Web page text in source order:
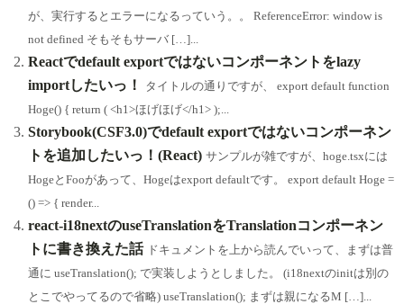
が、実行するとエラーになるっていう。。 ReferenceError: window is
not defined そもそもサーバ […]...
Reactでdefault exportではないコンポーネントをlazy
importしたいっ！
タイトルの通りですが、 export default function
Hoge() { return ( <h1>ほげほげ</h1> );...
Storybook(CSF3.0)でdefault exportではないコンポーネン
トを追加したいっ！(React) サンプルが雑ですが、hoge.tsxには
HogeとFooがあって、Hogeはexport defaultです。 export default Hoge =
() => { render...
react-i18nextのuseTranslationをTranslationコンポーネン
トに書き換えた話 ドキュメントを上から読んでいって、まずは普
通に useTranslation(); で実装しようとしました。 (i18nextのinitは別の
とこでやってるので省略) useTranslation(); まずは親になるM […]...